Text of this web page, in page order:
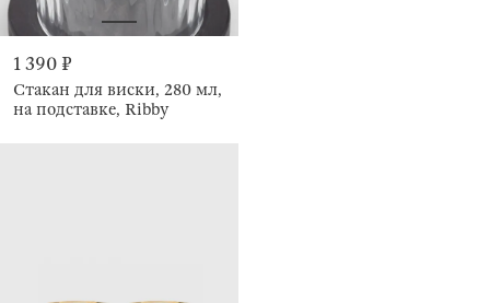
1 390 ₽
Стакан для виски, 280 мл,
на подставке, Ribby